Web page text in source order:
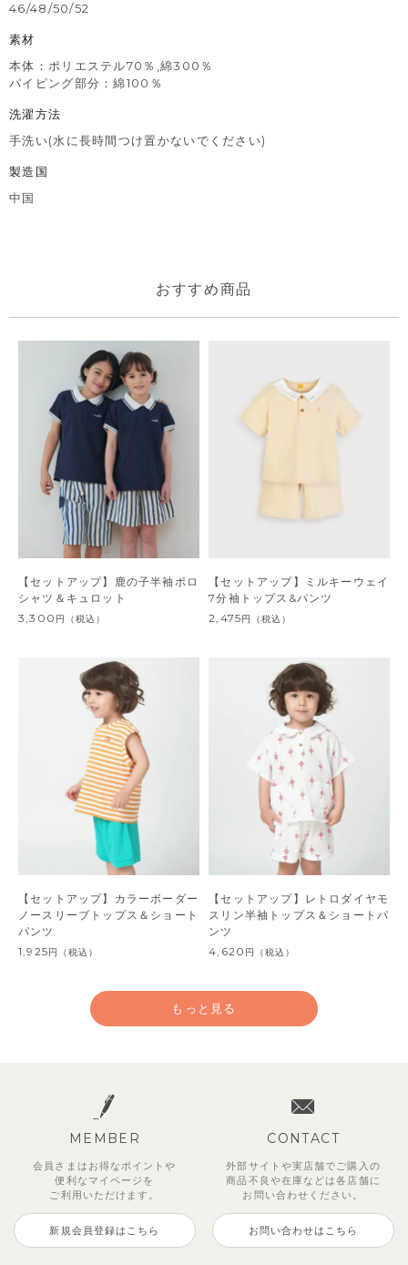
46/48/50/52
素材
本体：ポリエステル70％,綿300％
パイピング部分：綿100％
洗濯方法
手洗い(水に長時間つけ置かないでください)
製造国
中国
おすすめ商品
【セットアップ】鹿の子半袖ポロ
シャツ＆キュロット
3,300 円 （税込）
【セットアップ】ミルキーウェイ
7分袖トップス&パンツ
2,475円 （税込）
【セットアップ】カラーボーダー
ノースリーブトップス＆ショート
パンツ
1,925円 （税込）
【セットアップ】レトロダイヤモ
スリン半袖トップス＆ショートパ
ンツ
4,620 円 （税込）
もっと見る
MEMBER
会員さまはお得なポイントや
便利な マイページを
ご利用いただけます。
新規会員登録はこちら
CONTACT
外部サイトや実店舗でご購入の
商品不良や在庫などは各店舗に
お問い合わせください。
お問い合わせはこちら